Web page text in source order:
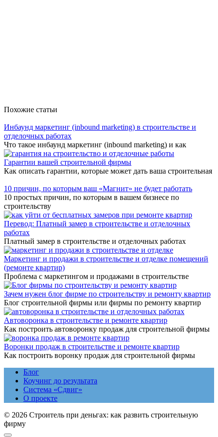
Похожие статьи
Инбаунд маркетинг (inbound marketing) в строительстве и
отделочных работах
Что такое инбаунд маркетинг (inbound marketing) и как
Гарантии вашей строительной фирмы
Как описать гарантии, которые может дать ваша строительная
10 причин, по которым ваш «Магнит» не будет работать
10 простых причин, по которым в вашем бизнесе по
строительству
Перевод: Платный замер в строительстве и отделочных
работах
Платный замер в строительстве и отделочных работах
Маркетинг и продажи в строительстве и отделке помещений
(ремонте квартир)
Проблема с маркетингом и продажами в строительстве
Зачем нужен блог фирме по строительству и ремонту квартир
Блог строительной фирмы или фирмы по ремонту квартир
Автоворонка в строительстве и ремонте квартир
Как построить автоворонку продаж для строительной фирмы
Воронки продаж в строительстве и ремонте квартир
Как построить воронку продаж для строительной фирмы
Блог
Коучинг до результата
Система «Сдвиг»
О проекте
© 2026 Строитель при деньгах: как развить строительную
фирму